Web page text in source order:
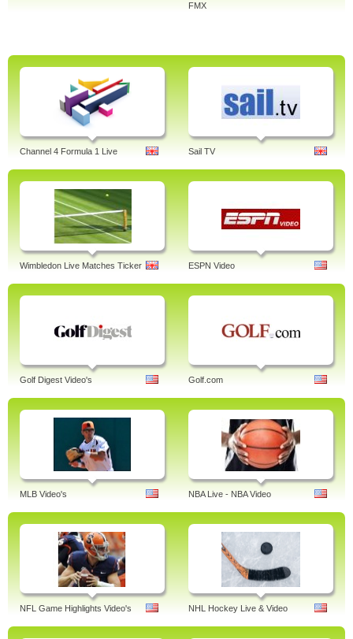
FMX
Channel 4 Formula 1 Live Sail TV
Wimbledon Live Matches Ticker ESPN Video
Golf Digest Video's Golf.com
MLB Video's NBA Live - NBA Video
NFL Game Highlights Video's NHL Hockey Live & Video